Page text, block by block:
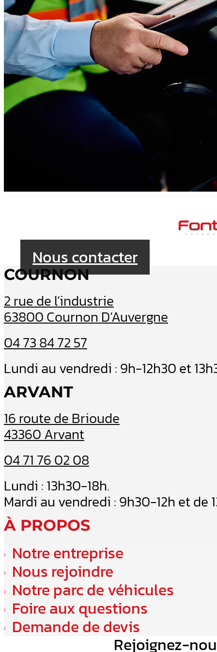
Nous contacter
COURNON
2 rue de l’industrie
63800 Cournon D’Auvergne
04 73 84 72 57
Lundi au vendredi : 9h-12h30 et
ARVANT
16 route de Brioude
43360 Arvant
04 71 76 02 08
Lundi : 13h30-18h.
Mardi au vendredi : 9h30-12h et de
À PROPOS
Notre entreprise
Nous rejoindre
Notre parc de véhicules
Foire aux questions
Demande de devis
Rejoignez-